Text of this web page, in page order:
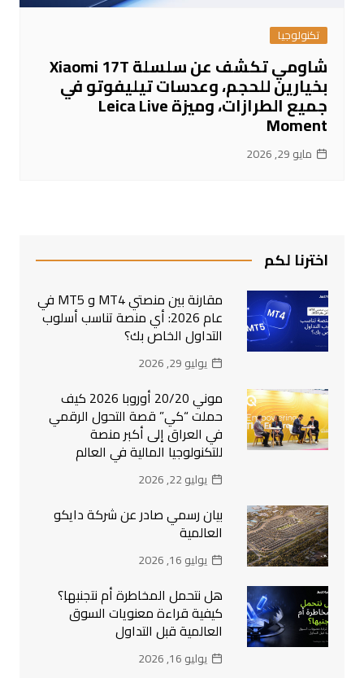
تكنولوجيا
شاومي تكشف عن سلسلة Xiaomi 17T
بخيارين للحجم، وعدسات تيليفوتو في
جميع الطرازات، وميزة Leica Live
Moment
مايو 29, 2026
اخترنا لكم
مقارنة بين منصتي MT4 و MT5 في
عام 2026: أي منصة تناسب أسلوب
التداول الخاص بك؟
يوليو 29, 2026
موني 20/20 أوروبا 2026 كيف
حملت “كي” قصة التحول الرقمي
في العراق إلى أكبر منصة
للتكنولوجيا المالية في العالم
يوليو 22, 2026
بيان رسمي صادر عن شركة دايكو
العالمية
يوليو 16, 2026
هل نتحمل المخاطرة أم نتجنبها؟
كيفية قراءة معنويات السوق
العالمية قبل التداول
يوليو 16, 2026